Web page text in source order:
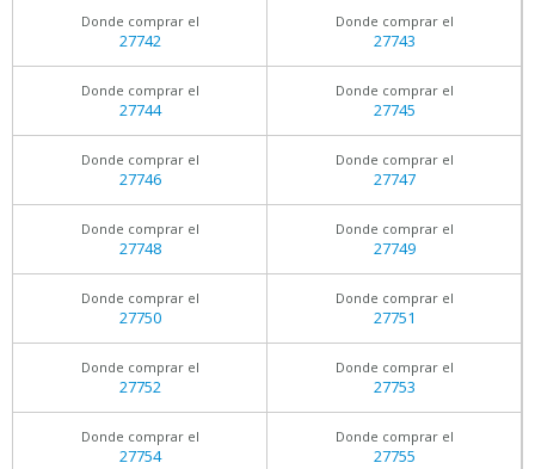
Donde comprar el
27742
Donde comprar el
27743
Donde comprar el
27744
Donde comprar el
27745
Donde comprar el
27746
Donde comprar el
27747
Donde comprar el
27748
Donde comprar el
27749
Donde comprar el
27750
Donde comprar el
27751
Donde comprar el
27752
Donde comprar el
27753
Donde comprar el
27754
Donde comprar el
27755